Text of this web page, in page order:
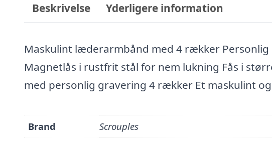
Beskrivelse Yderligere information
Maskulint læderarmbånd med 4 rækker
Magnetlås i rustfrit stål for nem lukning Fås i
med personlig gravering 4 rækker Et maskulint
Brand Scrouples